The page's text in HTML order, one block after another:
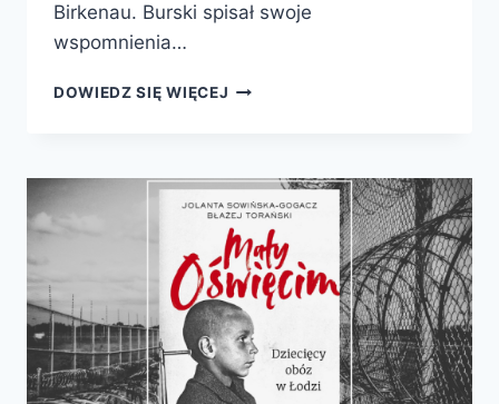
Birkenau. Burski spisał swoje
wspomnienia…
DOWIEDZ SIĘ WIĘCEJ PAWIAK,